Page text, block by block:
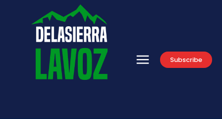
Subscribe